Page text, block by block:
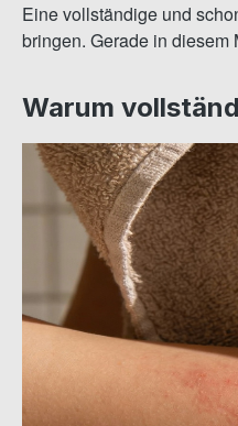
Eine vollständige und
bringen. Gerade in
Warum